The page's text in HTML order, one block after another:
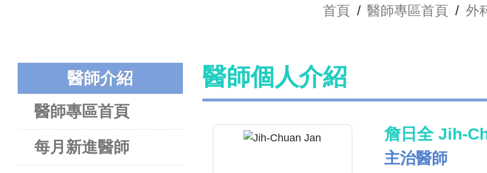
首頁 / 醫師專區首頁 / 外
醫師介紹
醫師專區首頁
每月新進醫師
醫師個人介紹
詹日全 Jih-
主治醫師